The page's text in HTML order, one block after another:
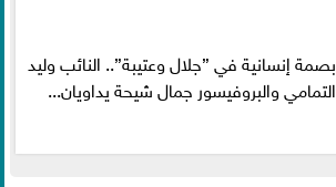
بصمة إنسانية في ”جلال وعتيبة”.. النائب وليد
التمامي والبروفيسور جمال شيحة يداويان...